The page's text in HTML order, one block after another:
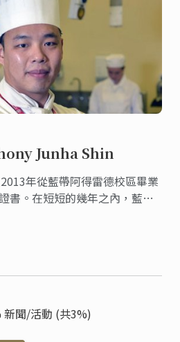
Junha Shin
年從藍帶阿得雷德校區畢業
書。在短短的幾年之內，藍帶
利亞職業技術教育學院的商業
新聞/活動 (共3%)